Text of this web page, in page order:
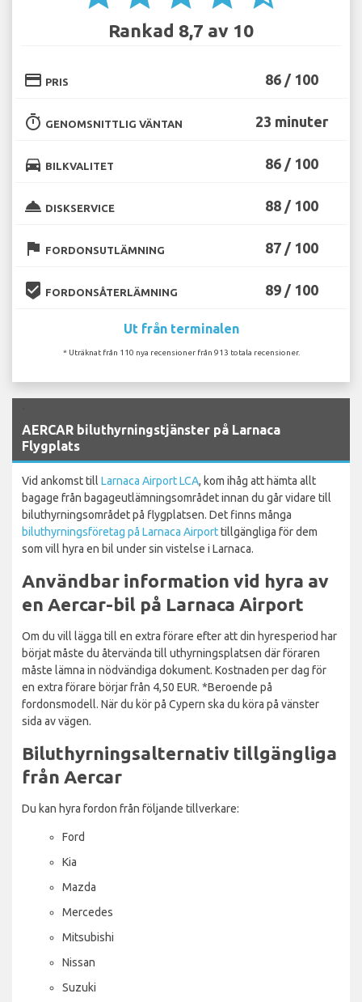
Rankad 8,7 av 10
credit_card PRIS 86 / 100
timer GENOMSNITTLIG VÄNTAN 23 minuter
directions_car BILKVALITET 86 / 100
room_service DISKSERVICE 88 / 100
flag FORDONSUTLÄMNING 87 / 100
beenhere FORDONSÅTERLÄMNING 89 / 100
Ut från terminalen
* Uträknat från 110 nya recensioner från 913 totala recensioner.
AERCAR biluthyrningstjänster på Larnaca
Flygplats
Vid ankomst till Larnaca Airport LCA, kom ihåg att hämta allt
bagage från bagageutlämningsområdet innan du går vidare till
biluthyrningsområdet på flygplatsen. Det finns många
biluthyrningsföretag på Larnaca Airporttillgängliga för dem
som vill hyra en bil under sin vistelse i Larnaca.
Användbar information vid hyra av
en Aercar-bil på Larnaca Airport
Om du vill lägga till en extra förare efter att din hyresperiod har
börjat måste du återvända till uthyrningsplatsen där föraren
måste lämna in nödvändiga dokument. Kostnaden per dag för
en extra förare börjar från 4,50 EUR. *Beroende på
fordonsmodell. När du kör på Cypern ska du köra på vänster
sida av vägen.
Biluthyrningsalternativ tillgängliga
från Aercar
Du kan hyra fordon från följande tillverkare:
Ford
Kia
Mazda
Mercedes
Mitsubishi
Nissan
Suzuki